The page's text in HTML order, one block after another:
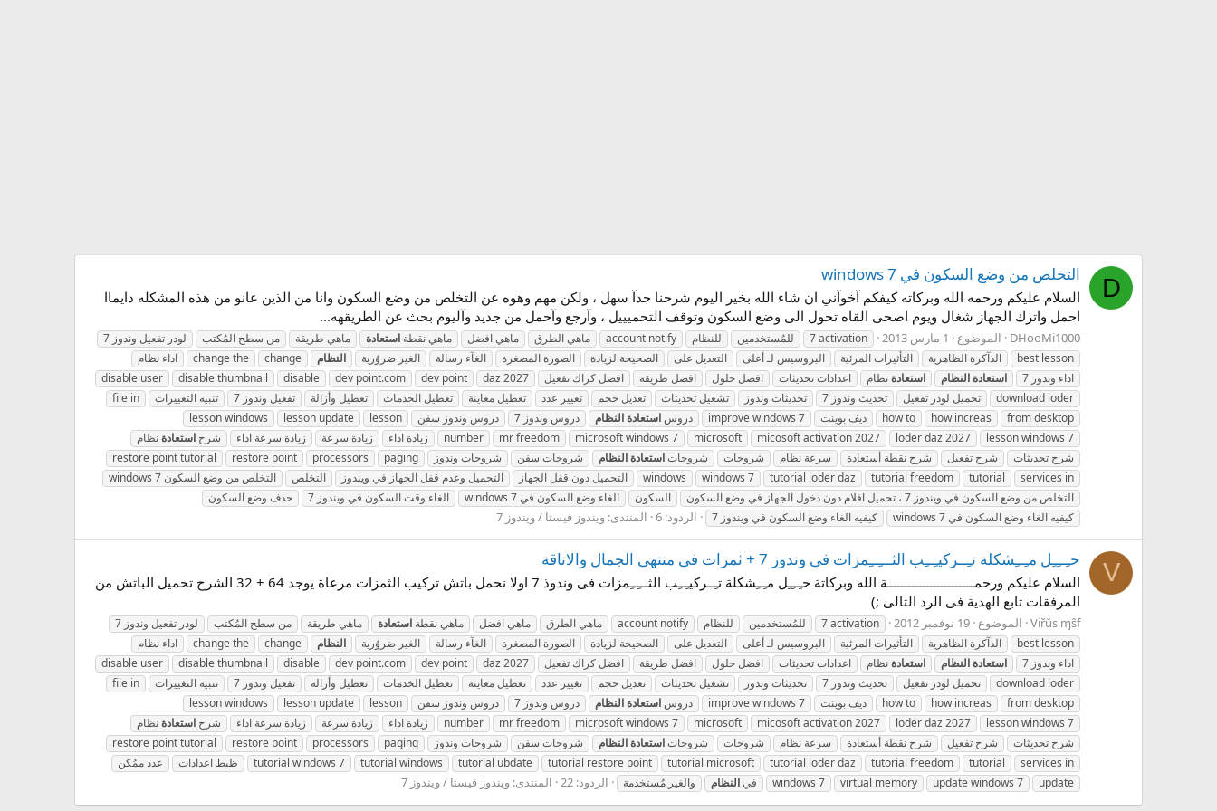
D التخلص من وضع السكون في windows 7
السلام عليكم ورحمه الله وبركاته كيفكم آخوآني ان شاء الله بخير اليوم شرحنا جدآ سهل ، ولكن مهم وهوه عن التخلص من وضع السكون وانا من الذين عانو من هذه المشكله دايماا
احمل واترك الجهاز شغال ويوم اصحى القاه تحول الى وضع السكون وتوقف التحميييل ، وآرجع وآحمل من جديد وآليوم بحث عن الطريقهه...
DHooMi1000 الموضوع 1 مارس 2013 7 activation للمُستخدمين للنظام account notify ماهي الطرق ماهي افضل ماهي نقطة استعادة ماهي طريقة من سطح المُكتب
لودر تفعيل وندوز 7
best lesson
الذآكرة الظاهرية التأثيرات المرئية البروسيس لـ أعلى التعديل على الصحيحة لزيادة الصورة المصغرة الغآء رسالة الغير ضروُرية النظام change
change the
اداء نظام
اداء وندوز 7
استعادةالنظام استعادةنظام اعدادات تحديثات افضل حلول افضل طريقة افضل كراك تفعيل daz 2027
dev point
dev point.com
disable
disable thumbnail
disable user
download loder
تحميل لودر تفعيل تحديث وندوز 7 تحديثات وندوز تشغيل تحديثات تعديل حجم تغيير عدد تعطيل معاينة تعطيل الخدمات تعطيل وأزالة تفعيل وندوز 7 تنبيه التغييرات
file in
from desktop
how increas
how to ديف بوينت improve windows 7 دروس استعادةالنظام دروس وندوز 7 دروس وندوز سفن lesson
lesson update
lesson windows
lesson windows 7
loder daz 2027
micosoft activation 2027
microsoft
microsoft windows 7
mr freedom
number زيادة اداء زيادة سرعة زيادة سرعة اداء شرح استعادةنظام
شرح تحديثات
شرح تفعيل شرح نقطة أستعادة سرعة نظام شروحات شروحاتاستعادةالنظام شروحات سفن شروحات وندوز paging
processors
restore point
restore point tutorial
services in
tutorial
tutorial freedom
tutorial loder daz
windows 7
windows التحميل دون قفل الجهاز التحميل وعدم قفل الجهاز في ويندوز التخلص
التخلص من وضع السكون windows 7
التخلص من وضع السكون في ويندوز 7 ، تحميل افلام دون دخول الجهاز في وضع السكون
السكون الغاء وضع السكون في windows 7 الغاء وقت السكون في ويندوز 7
حذف وضع السكون
كيفيه الغاء وضع السكون في windows 7
كيفيه الغاء وضع السكون في ويندوز 7 الردود: 6 المنتدى: ويندوز فيستا / ويندوز 7
V حـِــِـِل مـِــِشكلة تـِــركيـِــِب الثـــِــِمزات فى وندوز 7 + ثمزات فى منتهى الجمال والاناقة
السلام عليكم ورحمــــــــــــــــــــــــة الله وبركاتة حـِــِـِل مـِــِشكلة تـِــركيـِــِب الثـــِــِمزات فى وندوذ 7 اولا نحمل باتش تركيب الثمزات مرعاة يوجد 64 + 32 الشرح تحميل الباتش من
المرفقات تابع الهدية فى الرد التالى ;)
Viřŭs ɱŝf الموضوع 19 نوفمبر 2012 7 activation للمُستخدمين للنظام account notify ماهي الطرق ماهي افضل ماهي نقطة استعادة ماهي طريقة من سطح المُكتب
لودر تفعيل وندوز 7
best lesson
الذآكرة الظاهرية التأثيرات المرئية البروسيس لـ أعلى التعديل على الصحيحة لزيادة الصورة المصغرة الغآء رسالة الغير ضروُرية النظام change
change the
اداء نظام
اداء وندوز 7
استعادةالنظام استعادةنظام اعدادات تحديثات افضل حلول افضل طريقة افضل كراك تفعيل daz 2027
dev point
dev point.com
disable
disable thumbnail
disable user
download loder
تحميل لودر تفعيل تحديث وندوز 7 تحديثات وندوز تشغيل تحديثات تعديل حجم تغيير عدد تعطيل معاينة تعطيل الخدمات تعطيل وأزالة تفعيل وندوز 7 تنبيه التغييرات
file in
from desktop
how increas
how to ديف بوينت improve windows 7 دروس استعادةالنظام دروس وندوز 7 دروس وندوز سفن lesson
lesson update
lesson windows
lesson windows 7
loder daz 2027
micosoft activation 2027
microsoft
microsoft windows 7
mr freedom
number زيادة اداء زيادة سرعة زيادة سرعة اداء شرح استعادةنظام
شرح تحديثات
شرح تفعيل شرح نقطة أستعادة سرعة نظام شروحات شروحاتاستعادةالنظام شروحات سفن شروحات وندوز paging
processors
restore point
restore point tutorial
services in
tutorial
tutorial freedom
tutorial loder daz
tutorial microsoft
tutorial restore point
tutorial ubdate
tutorial windows
tutorial windows 7 ظبط اعدادات
عدد ممُكن
update
update windows 7
virtual memory
windows 7 فيالنظام والغير مُستخدمة الردود: 22 المنتدى: ويندوز فيستا / ويندوز 7